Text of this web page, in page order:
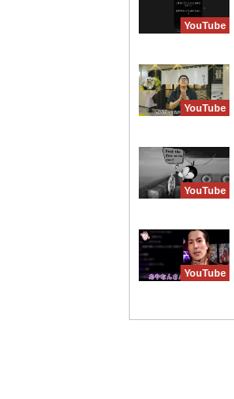
YouTube
YouTube
YouTube
YouTube